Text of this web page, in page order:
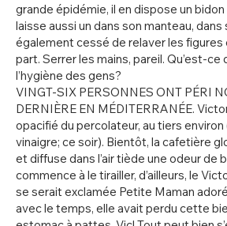
grande épidémie, il en dispose un bidon
laisse aussi un dans son manteau, dans
également cessé de relaver les figures
part. Serrer les mains, pareil. Qu’est-ce
l’hygiène des gens?
VINGT-SIX PERSONNES ONT PÉRI
DERNIÈRE EN MÉDITERRANÉE.
opacifié du percolateur, au tiers
vinaigre; ce soir). Bientôt, la cafetière
et diffuse dans l’air tiède une odeur de
commence à le tirailler, d’ailleurs, le
se serait exclamée Petite Maman
avec le temps, elle avait perdu cette